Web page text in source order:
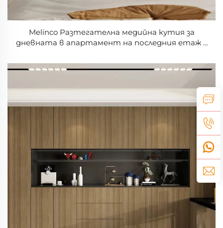
Melinco Разтегателна медийна кутия за
дневната в апартамент на последния етаж с
фермерска къща, болница, луксов апартамент,